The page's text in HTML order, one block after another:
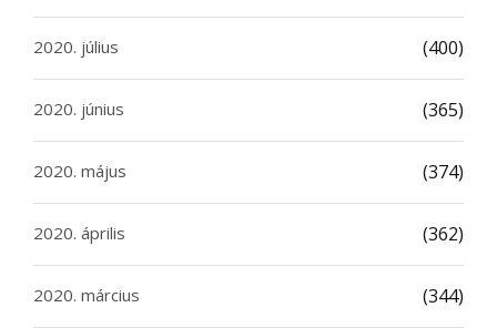
2020. július (400)
2020. június (365)
2020. május (374)
2020. április (362)
2020. március (344)